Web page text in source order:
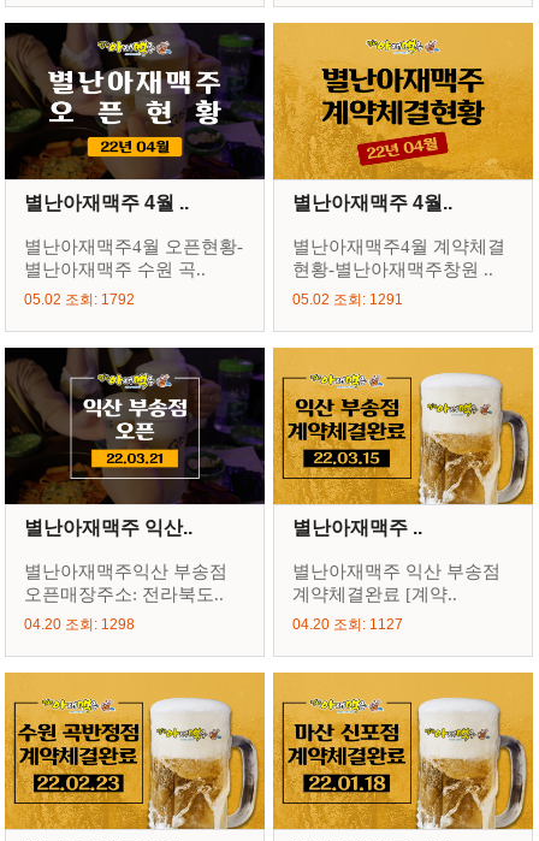
별난아재맥주 4월 ..
별난아재맥주4월 오픈현황-
별난아재맥주 수원 곡..
05.02 조회: 1792
별난아재맥주 4월..
별난아재맥주4월 계약체결
현황-별난아재맥주창원 ..
05.02 조회: 1291
별난아재맥주 익산..
별난아재맥주익산 부송점
오픈매장주소: 전라북도..
04.20 조회: 1298
별난아재맥주 ..
별난아재맥주 익산 부송점
계약체결완료 [계약..
04.20 조회: 1127